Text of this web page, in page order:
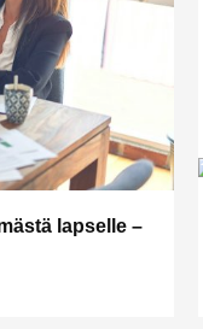
lapselle –